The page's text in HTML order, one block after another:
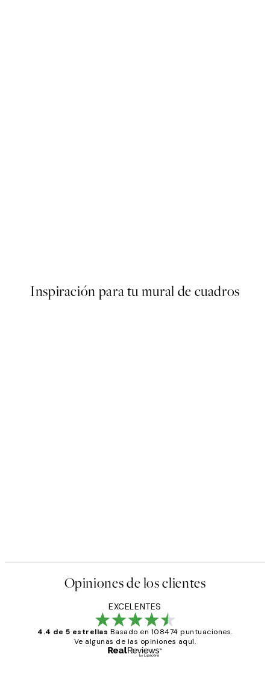
Inspiración para tu mural de cuadros
Opiniones de los clientes
EXCELENTES
4.4 de 5 estrellas Basado en 108474 puntuaciones.
Ve algunas de las opiniones aquí.